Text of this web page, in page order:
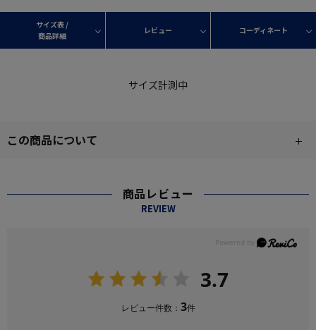
サイズ表 /
商品詳細
レビュー コーディネート
サイズ計測中
この商品について
商品レビュー
REVIEW
3.7
レビュー件数： 3件